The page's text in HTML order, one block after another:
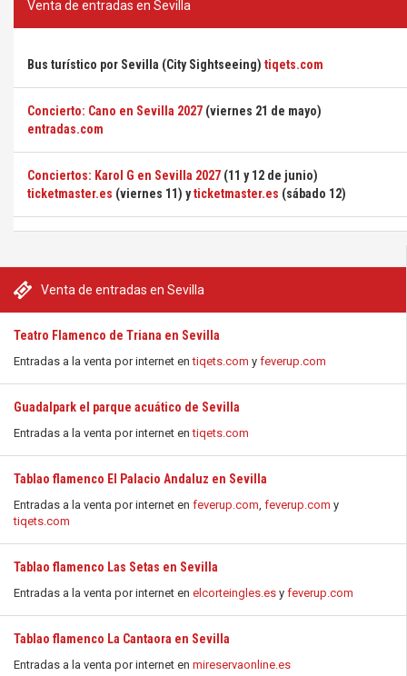
Venta de entradas en Sevilla
Teatro Flamenco de Triana en Sevilla
Entradas a la venta por internet entiqets.com y feverup.com
Guadalpark el parque acuático de Sevilla
Entradas a la venta por internet entiqets.com
Tablao flamenco El Palacio Andaluz en Sevilla
Entradas a la venta por internet en feverup.com, feverup.com y
tiqets.com
Tablao flamenco Las Setas en Sevilla
Entradas a la venta por internet en elcorteingles.es y feverup.com
Tablao flamenco La Cantaora en Sevilla
Entradas a la venta por internet en mireservaonline.es
Venta de entradas en Sevilla
Bus turístico por Sevilla (City Sightseeing) tiqets.com
Concierto: Cano en Sevilla 2027 (viernes 21 de mayo)
entradas.com
Conciertos: Karol G en Sevilla 2027 (11 y 12 de junio)
ticketmaster.es (viernes 11) yticketmaster.es (sábado 12)